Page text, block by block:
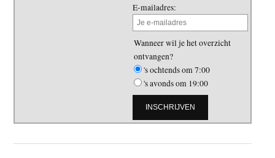
E-mailadres:
Wanneer wil je het overzicht
ontvangen?
's ochtends om 7:00
's avonds om 19:00